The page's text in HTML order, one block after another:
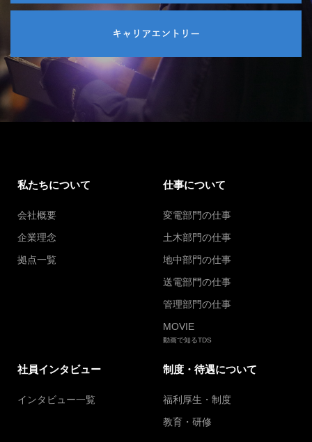
キャリアエントリー
私たちについて
会社概要
企業理念
拠点一覧
仕事について
変電部門の仕事
土木部門の仕事
地中部門の仕事
送電部門の仕事
管理部門の仕事
MOVIE
動画で知るTDS
社員インタビュー
インタビュー一覧
制度・待遇について
福利厚生・制度
教育・研修